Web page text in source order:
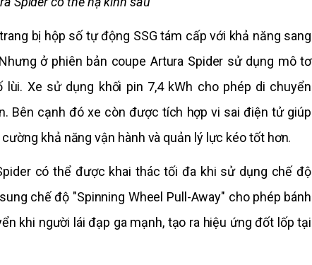
bị hộp số tự động SSG tám cấp với khả năng sang
ở phiên bản coupe Artura Spider sử dụng mô tơ
Xe sử dụng khối pin 7,4 kWh cho phép di chuyển
Bên cạnh đó xe còn được tích hợp vi sai điện tử giúp
khả năng vận hành và quản lý lực kéo tốt hơn.
có thể được khai thác tối đa khi sử dụng chế độ
chế độ "Spinning Wheel Pull-Away" cho phép bánh
khi người lái đạp ga mạnh, tạo ra hiệu ứng đốt lốp tại